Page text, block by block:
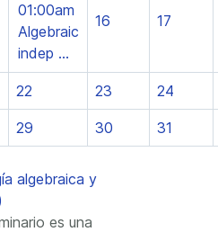
01:00am
Algebraic
indep ...
16 17
22 23 24
29 30
31
algebraica y
es una